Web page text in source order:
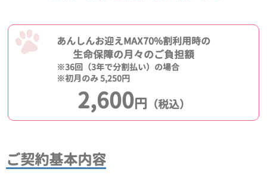
あんしんお迎えMAX70%割利用時の
生命保障の月々のご負担額
※36回（3年で分割払い）の場合
※初月のみ 5,250円
2,600円 （税込）
ご契約基本内容